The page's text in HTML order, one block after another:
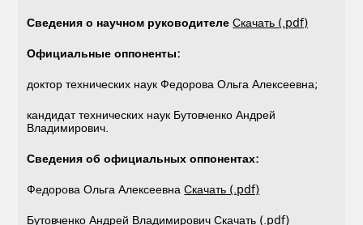
Сведения о научном руководителе Скачать (.pdf)
Официальные оппоненты:
доктор технических наук Федорова Ольга Алексеевна;
кандидат технических наук Бутовченко Андрей
Владимирович.
Сведения об официальных оппонентах:
Федорова Ольга АлексеевнаСкачать (.pdf)
Бутовченко Андрей ВладимировичСкачать (.pdf)